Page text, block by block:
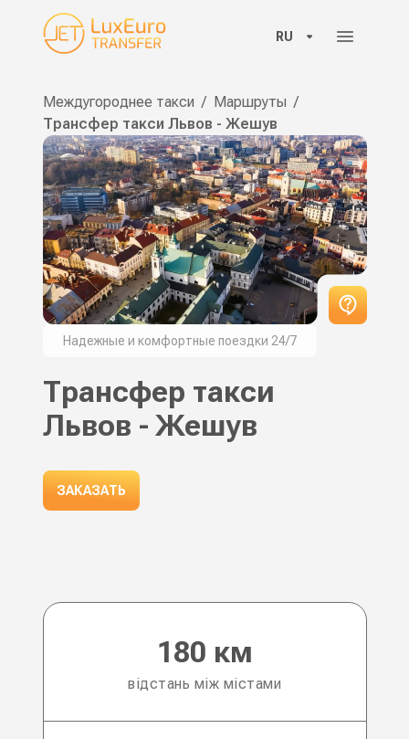
RU
Междугороднее такси / Маршруты /
Трансфер такси Львов - Жешув
Надежные и комфортные поездки 24/7
Трансфер такси
Львов - Жешув
ЗАКАЗАТЬ
відстань між містами
180 км